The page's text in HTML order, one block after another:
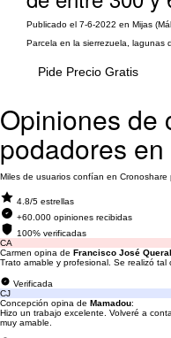
Publicado el 7-6-2022 en Mijas
Parcela en la sierrezuela, lagunas
Pide Precio Gratis
Opiniones de
podadores
Miles de usuarios confían en
4.8/5 estrellas
+60.000 opiniones recibidas
100% verificadas
CA
Carmen opina de Francisco José
Trato amable y profesional. Se realizó
Verificada
CJ
Concepción opina de Mamadou:
Hizo un trabajo excelente. Volveré a
muy amable.